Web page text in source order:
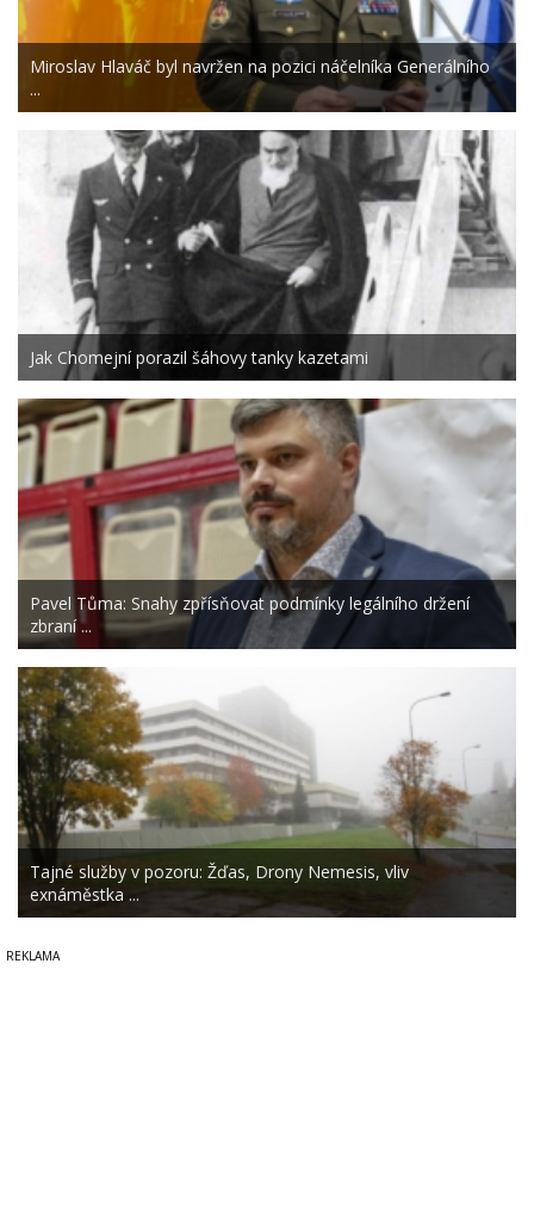
Miroslav Hlaváč byl navržen na pozici náčelníka Generálního
...
Jak Chomejní porazil šáhovy tanky kazetami
Pavel Tůma: Snahy zpřísňovat podmínky legálního držení
zbraní ...
Tajné služby v pozoru: Žďas, Drony Nemesis, vliv
exnáměstka ...